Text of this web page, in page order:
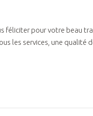
féliciter pour votre beau
les services, une qualité